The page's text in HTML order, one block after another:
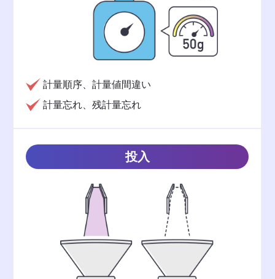
計量順序、計量値間違い
計量忘れ、残計量忘れ
投入